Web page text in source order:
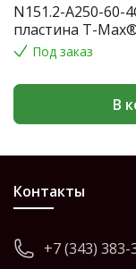
N151.2-A250-60-
пластина T-
обработки
Под заказ
В
Контакты
+7 (343) 383-